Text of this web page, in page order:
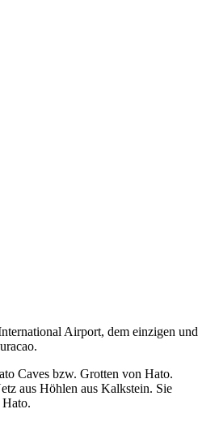
Airport, dem einzigen und
Caves bzw. Grotten von Hato.
aus Höhlen aus Kalkstein. Sie